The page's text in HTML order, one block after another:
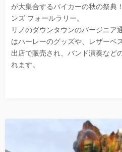
が大集合するバイカーの秋の祭典
ンズ フォールラリー。
リノのダウンタウンのバージニア
はハーレーのグッズや、レザーベ
出店で販売され、バンド演奏など
れます。